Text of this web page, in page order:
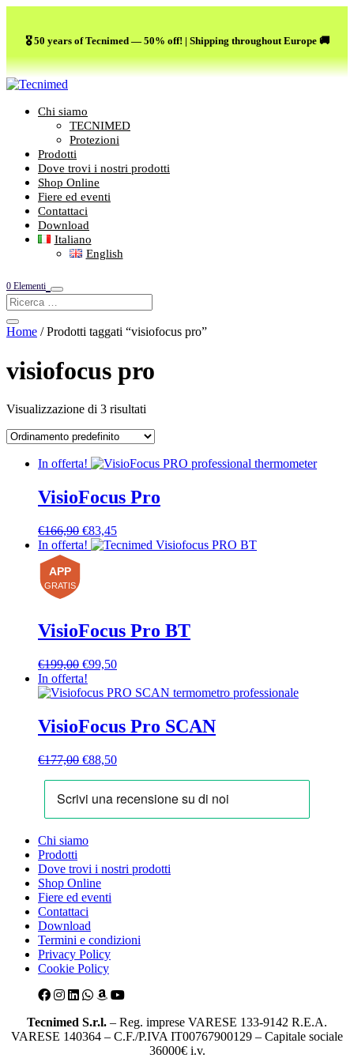
🎖️ 50 years of Tecnimed — 50% off! | Shipping throughout Europe 🚚
Chi siamo
TECNIMED
Protezioni
Prodotti
Dove trovi i nostri prodotti
Shop Online
Fiere ed eventi
Contattaci
Download
Italiano
English
0 Elementi
Home / Prodotti taggati “visiofocus pro”
visiofocus pro
Visualizzazione di 3 risultati
In offerta!
VisioFocus Pro
€166,90 Il
prezzo
€83,45Il
prezzo
In offerta!
APP
GRATIS
VisioFocus Pro BT
€199,00 Il
prezzo
originale
€199,00.
€99,50Il
attuale
€99,50.
In offerta!
VisioFocus Pro SCAN
€177,00 Il
era:
€177,00.
€88,50Il
è:
€88,50.
Chi siamo
Prodotti
Dove trovi i nostri prodotti
Shop Online
Fiere ed eventi
Contattaci
Download
Termini e condizioni
Privacy Policy
Cookie Policy
Tecnimed S.r.l. – Reg. imprese VARESE 133-9142 R.E.A.
VARESE 140364 – C.F./P.IVA IT00767900129 – Capitale sociale
36000€ i.v.